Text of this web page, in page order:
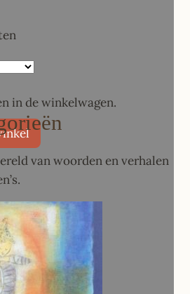
in de winkelwagen.
van woorden en verhalen